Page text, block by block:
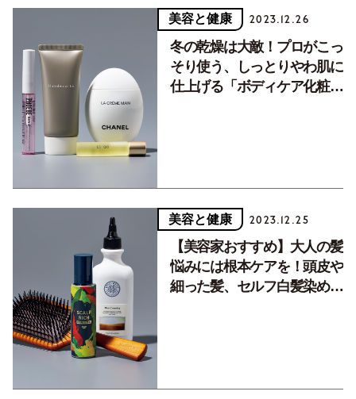
美容と健康 2023.12.26
冬の乾燥は大敵！プロがこっ
そり使う、しっとりやわ肌に
仕上げる「ボディケア化粧
美容と健康 2023.12.25
【美容家おすすめ】大人の髪
悩みには根本ケアを！頭皮や
細った髪、セルフ白髪染めの